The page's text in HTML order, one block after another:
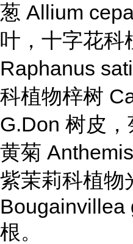
葱 Allium
叶，十字花科
Raphanus
科植物梓树
G.Don 树皮
黄菊
紫茉莉科植物
Bougainvillea
根。